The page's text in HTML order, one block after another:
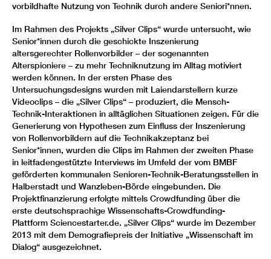
vorbildhafte Nutzung von Technik durch andere Seniori*nnen.
Im Rahmen des Projekts „Silver Clips“ wurde untersucht, wie
Senior*innen durch die geschickte Inszenierung
altersgerechter Rollenvorbilder – der sogenannten
Alterspioniere – zu mehr Techniknutzung im Alltag motiviert
werden können. In der ersten Phase des
Untersuchungsdesigns wurden mit Laiendarstellern kurze
Videoclips – die „Silver Clips“ – produziert, die Mensch-
Technik-Interaktionen in alltäglichen Situationen zeigen. Für die
Generierung von Hypothesen zum Einfluss der Inszenierung
von Rollenvorbildern auf die Technikakzeptanz bei
Senior*innen, wurden die Clips im Rahmen der zweiten Phase
in leitfadengestützte Interviews im Umfeld der vom BMBF
geförderten kommunalen Senioren-Technik-Beratungsstellen in
Halberstadt und Wanzleben-Börde eingebunden. Die
Projektfinanzierung erfolgte mittels Crowdfunding über die
erste deutschsprachige Wissenschafts-Crowdfunding-
Plattform Sciencestarter.de. „Silver Clips“ wurde im Dezember
2013 mit dem Demografiepreis der Initiative „Wissenschaft im
Dialog“ ausgezeichnet.